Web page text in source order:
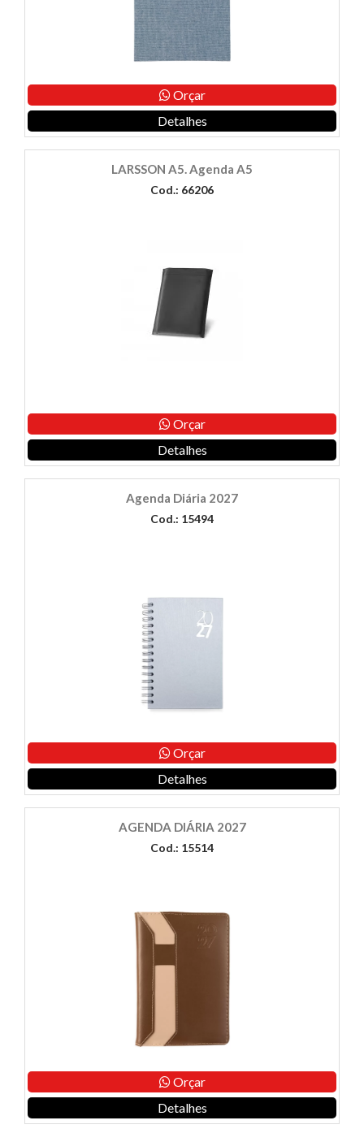
Orçar
Detalhes
LARSSON A5. Agenda A5
Cod.: 66206
Orçar
Detalhes
Agenda Diária 2027
Cod.: 15494
Orçar
Detalhes
AGENDA DIÁRIA 2027
Cod.: 15514
Orçar
Detalhes